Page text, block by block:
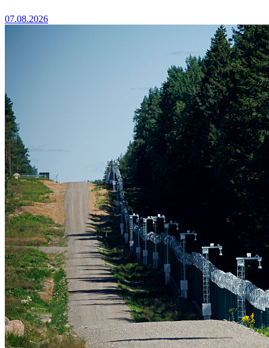
07.08.2026